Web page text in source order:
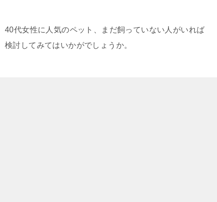
40代女性に人気のペット、まだ飼っていない人がいれば
検討してみてはいかがでしょうか。